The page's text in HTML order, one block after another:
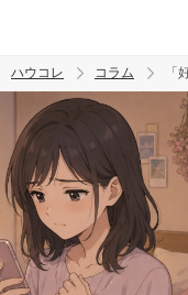
トレンド ワード
男の本音 男ウケ
ハウコレ コラム 「